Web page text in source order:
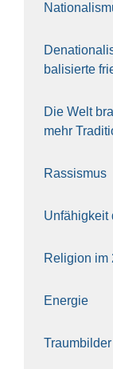
ba­li­sier­te
Die Welt
mehr
Ras­sis­mus
Unfä­hig­keit
Reli­gi­on im
Ener­gie
Traum­bil­der